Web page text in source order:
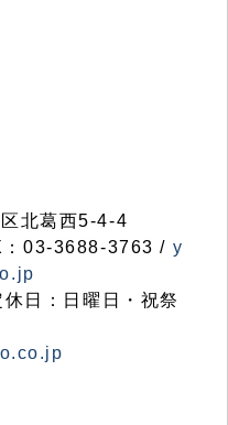
北葛西5-4-4
03-3688-3763 / y
日：日曜日・祝祭